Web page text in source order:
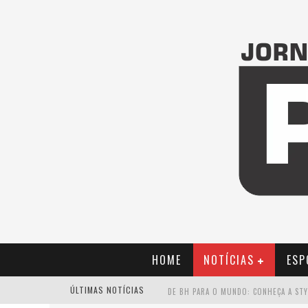
HOME NOTÍCIAS
ÚLTIMAS NOTÍCIAS